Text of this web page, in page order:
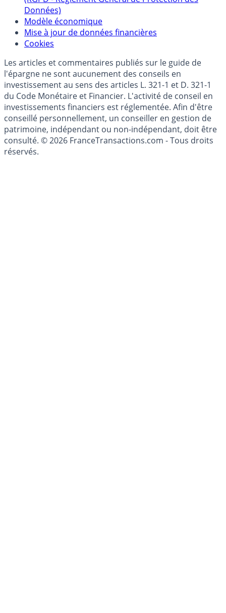
Politique de gestion des données personnelles
(RGPD - Règlement Général de Protection des
Données)
Modèle économique
Cookies
Les articles et commentaires publiés sur le guide de
l'épargne ne sont aucunement des conseils en
investissement au sens des articles L. 321-1 et D. 321-1
du Code Monétaire et Financier. L'activité de conseil en
investissements financiers est réglementée. Afin d'être
conseillé personnellement, un conseiller en gestion de
patrimoine, indépendant ou non-indépendant, doit être